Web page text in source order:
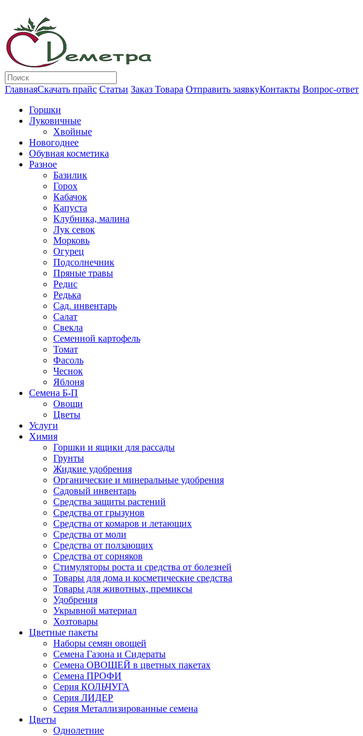
ГлавнаяСкачать прайс Статьи Заказ Товара Отправить заявкуКонтакты Вопрос-ответ
Горшки
Луковичные
Хвойные
Новогоднее
Обувная косметика
Разное
Базилик
Горох
Кабачок
Капуста
Клубника, малина
Лук севок
Морковь
Огурец
Подсолнечник
Пряные травы
Редис
Редька
Сад. инвентарь
Салат
Свекла
Семенной картофель
Томат
Фасоль
Чеснок
Яблоня
Семена Б-П
Овощи
Цветы
Услуги
Химия
Горшки и ящики для рассады
Грунты
Жидкие удобрения
Органические и минеральные удобрения
Садовый инвентарь
Средства защиты растений
Средства от грызунов
Средства от комаров и летающих
Средства от моли
Средства от ползающих
Средства от сорняков
Стимуляторы роста и средства от болезней
Товары для дома и косметические средства
Товары для животных, премиксы
Удобрения
Укрывной материал
Хозтовары
Цветные пакеты
Наборы семян овощей
Семена Газона и Сидераты
Семена ОВОЩЕЙ в цветных пакетах
Семена ПРОФИ
Серия КОЛЬЧУГА
Серия ЛИДЕР
Серия Металлизированные семена
Цветы
Однолетние